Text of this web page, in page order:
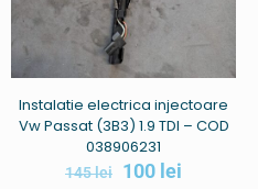
Instalatie electrica injectoare
Vw Passat (3B3) 1.9 TDI – COD
038906231
145lei 100 lei